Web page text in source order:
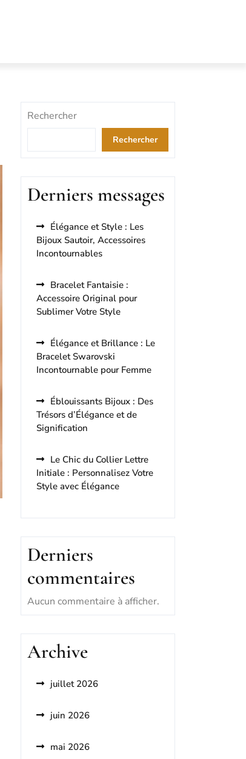
Rechercher
Rechercher
Derniers messages
Élégance et Style : Les
Bijoux Sautoir, Accessoires
Incontournables
Bracelet Fantaisie :
Accessoire Original pour
Sublimer Votre Style
Élégance et Brillance : Le
Bracelet Swarovski
Incontournable pour Femme
Éblouissants Bijoux : Des
Trésors d’Élégance et de
Signification
Le Chic du Collier Lettre
Initiale : Personnalisez Votre
Style avec Élégance
Derniers
commentaires
Aucun commentaire à afficher.
Archive
juillet 2026
juin 2026
mai 2026